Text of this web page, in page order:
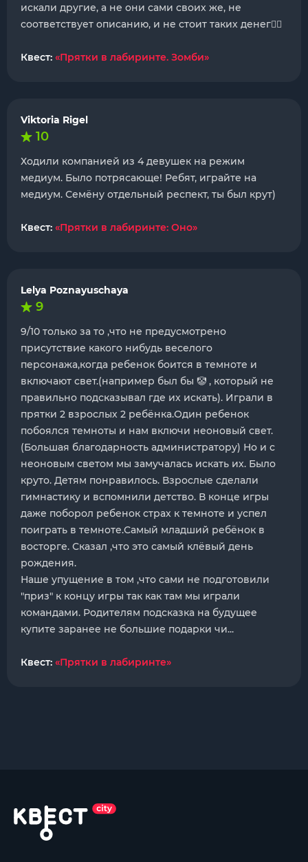
искали другие, а не они сами своих же, не
соответствует описанию, и не стоит таких денег🤦‍♀️
Квест: «Прятки в лабиринте. Зомби»
Viktoria Rigel
10
Ходили компанией из 4 девушек на режим
медиум. Было потрясающе! Ребят, играйте на
медиум. Семёну отдельный респект, ты был крут)
Квест: «Прятки в лабиринте: Оно»
Lelya Poznayuschaya
9
9/10 только за то ,что не предусмотрено
присутствие какого нибудь веселого
персонажа,когда ребенок боится в темноте и
включают свет.(например был бы 🤡 , который не
правильно подсказывал где их искать). Играли в
прятки 2 взрослых 2 ребёнка.Один ребенок
побоялся темноты и нам включи неоновый свет.
(Большая благодарность администратору) Но и с
неоновым светом мы замучалась искать их. Было
круто. Детям понравилось. Взрослые сделали
гимнастику и вспомнили детство. В конце игры
даже поборол ребенок страх к темноте и успел
поиграть в темноте.Самый младший ребёнок в
восторге. Сказал ,что это самый клёвый день
рождения.
Наше упущение в том ,что сами не подготовили
"приз" к концу игры так как там мы играли
командами. Родителям подсказка на будущее
купите заранее не большие подарки чи...
Квест: «Прятки в лабиринте»